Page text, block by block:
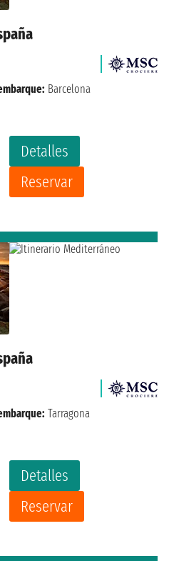
Detalles
Reservar
Barcelona
Detalles
Reservar
Tarragona